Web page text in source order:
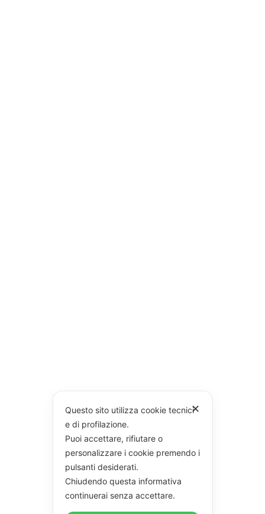
✕
Questo sito utilizza cookie tecnici
e di profilazione.
Puoi accettare, rifiutare o
personalizzare i cookie premendo i
pulsanti desiderati.
Chiudendo questa informativa
continuerai senza accettare.